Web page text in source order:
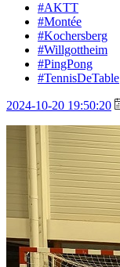
#AKTT
#Montée
#Kochersberg
#Willgottheim
#PingPong
#TennisDeTable
2024-10-20 19:50:20